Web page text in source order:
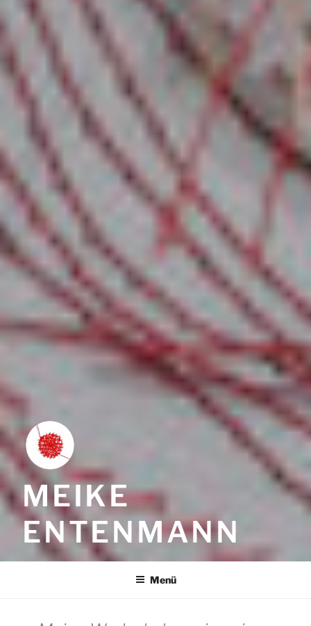
MEIKE
ENTENMANN
Menü